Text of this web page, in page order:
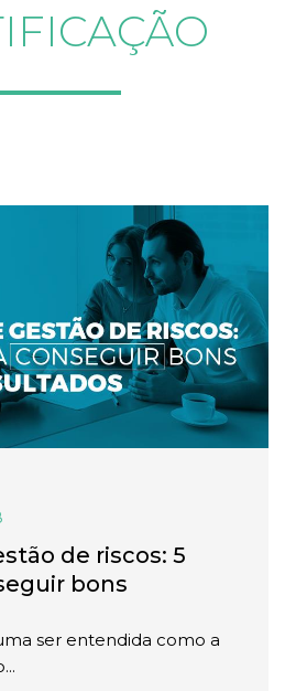
de riscos: 5
bons
ser entendida como a